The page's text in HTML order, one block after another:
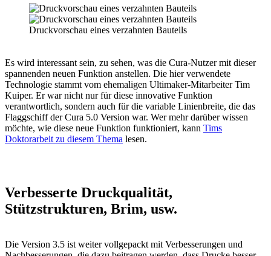
Druckvorschau eines verzahnten Bauteils
Es wird interessant sein, zu sehen, was die Cura-Nutzer mit dieser
spannenden neuen Funktion anstellen. Die hier verwendete
Technologie stammt vom ehemaligen Ultimaker-Mitarbeiter Tim
Kuiper. Er war nicht nur für diese innovative Funktion
verantwortlich, sondern auch für die variable Linienbreite, die das
Flaggschiff der Cura 5.0 Version war. Wer mehr darüber wissen
möchte, wie diese neue Funktion funktioniert, kann Tims
Doktorarbeit zu diesem Thema lesen.
Verbesserte Druckqualität,
Stützstrukturen, Brim, usw.
Die Version 3.5 ist weiter vollgepackt mit Verbesserungen und